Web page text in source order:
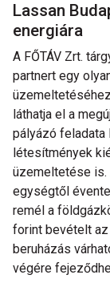
Lassan
energiára
A FŐTÁV Zrt.
partnert egy
láthatja el a
pályázó feladata
létesítmények
üzemeltetése is.
egységtől
remél a
forint bevételt
beruházás
végére